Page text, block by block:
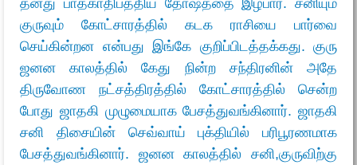
தனது பாதகாதிபத்திய தோஷத்தை இழபார். சனியும்
குருவும் கோட்சாரத்தில் கடக ராசியை பார்வை
செய்கின்றன என்பது இங்கே குறிப்பிடத்தக்கது. குரு
ஜனன காலத்தில் கேது நின்ற சந்திரனின் அதே
திருவோண நட்சத்திரத்தில் கோட்சாரத்தில் சென்ற
போது ஜாதகி முழுமையாக பேசத்துவங்கினார். ஜாதகி
சனி திசையின் செவ்வாய் புக்தியில் பரிபூரணமாக
பேசத்துவங்கினார். ஜனன காலத்தில் சனி,குருவிற்கு